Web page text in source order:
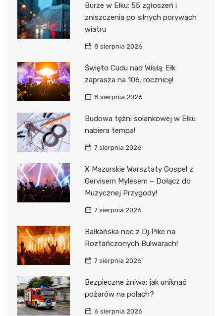
Burze w Ełku: 55 zgłoszeń i
zniszczenia po silnych porywach
wiatru
8 sierpnia 2026
Święto Cudu nad Wisłą: Ełk
zaprasza na 106. rocznicę!
8 sierpnia 2026
Budowa tężni solankowej w Ełku
nabiera tempa!
7 sierpnia 2026
X Mazurskie Warsztaty Gospel z
Gervisem Mylesem – Dołącz do
Muzycznej Przygody!
7 sierpnia 2026
Bałkańska noc z Dj Pike na
Roztańczonych Bulwarach!
7 sierpnia 2026
Bezpieczne żniwa: jak uniknąć
pożarów na polach?
6 sierpnia 2026